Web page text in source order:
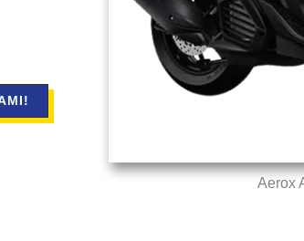
Aerox